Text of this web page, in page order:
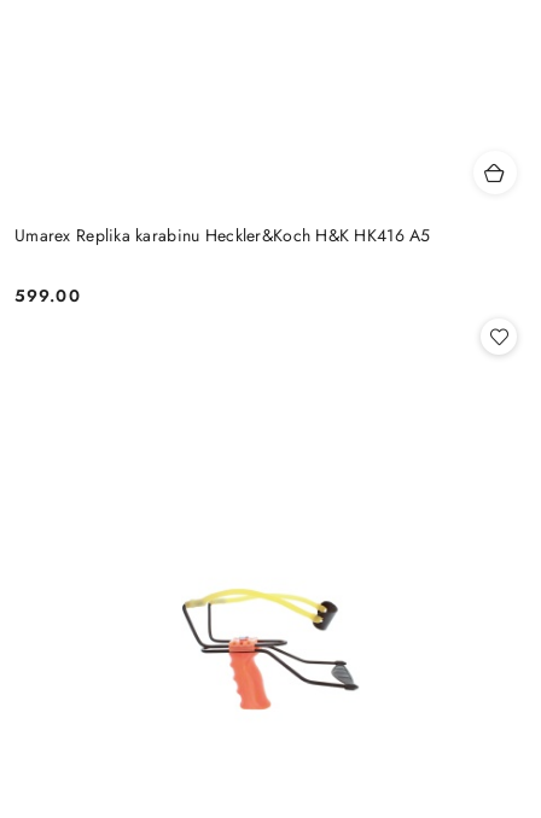
Umarex Replika karabinu Heckler&Koch H&K HK416 A5
Cena:
599.00